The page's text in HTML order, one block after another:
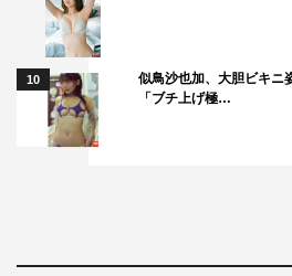
10
似鳥沙也加、大胆ビキ
「ブチ上げ極…